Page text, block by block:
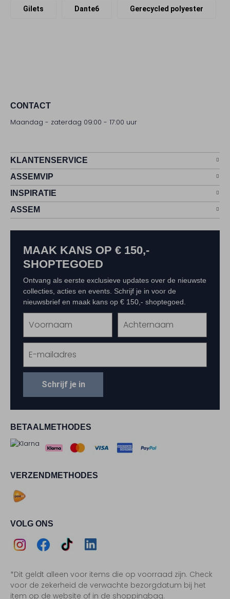
Gilets Dante6 Gerecycled polyester
CONTACT
Maandag - zaterdag 09:00 - 17:00 uur
KLANTENSERVICE
ASSEMVIP
INSPIRATIE
ASSEM
BETAALMETHODES
VERZENDMETHODES
VOLG ONS
Instagram
Facebook
TikTokLinkedIn
*Dit geldt alleen voor items die op voorraad zijn. Check
voor de zekerheid de verwachte bezorgdatum bij het
item op de website of in de shoppingbag.
MAAK KANS OP € 150,-
SHOPTEGOED
Ontvang als eerste exclusieve updates over de nieuwste
collecties, acties en events. Schrijf je in voor de
nieuwsbrief en maak kans op € 150,- shoptegoed.
Schrijf je in